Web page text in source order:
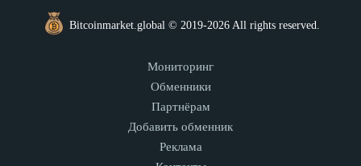
Bitcoinmarket.global © 2019-2026 All rights reserved.
Мониторинг
Обменники
Партнёрам
Добавить обменник
Реклама